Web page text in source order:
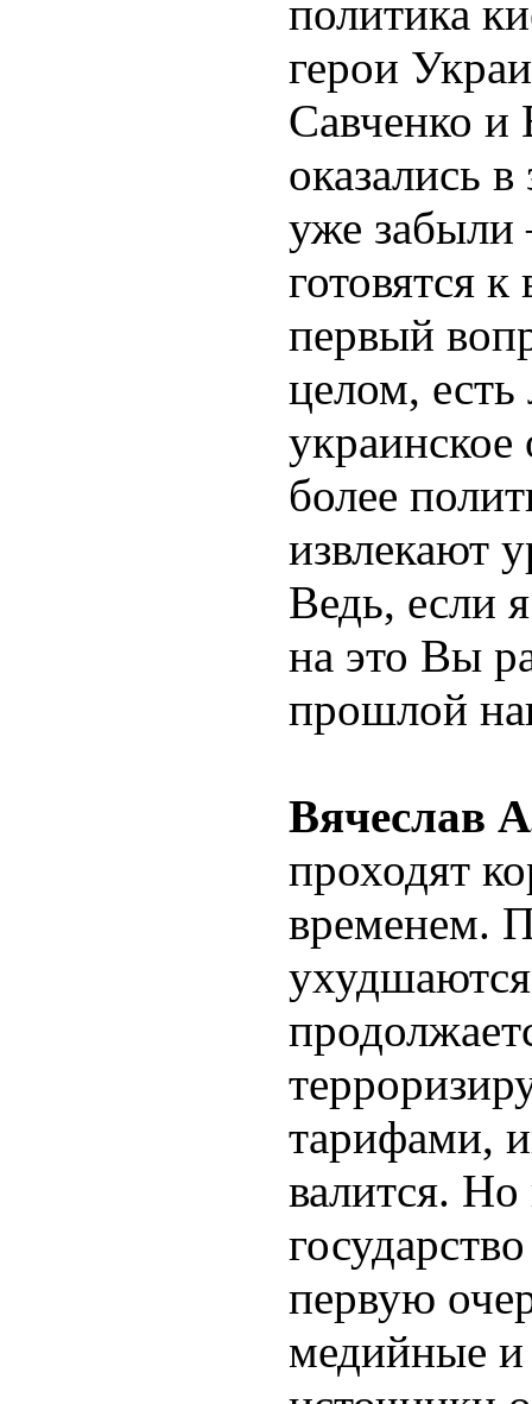
политика
герои
Савченко и
оказались
уже забыли
готовятся
первый
целом,
украинское
более
извлекают
Ведь, если
на это Вы
прошлой
Вячеслав
проходят
временем.
тарифами,
валится. Но
первую
медийные